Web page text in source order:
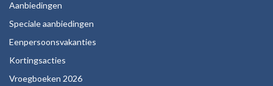
Aanbiedingen
Speciale aanbiedingen
Eenpersoonsvakanties
Kortingsacties
Vroegboeken 2026